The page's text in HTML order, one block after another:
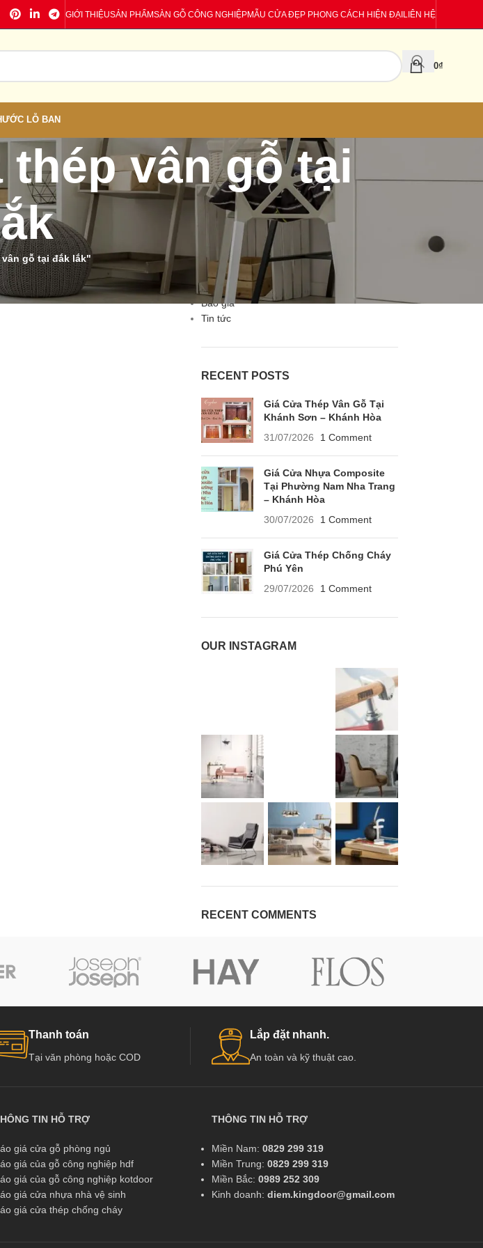
GIỚI THIỆUSẢN PHẨMSÀN GỖ CÔNG NGHIỆPMẪU CỬA ĐẸP PHONG CÁCH HIỆN ĐẠILIÊN HỆ
0₫
LỖ BAN
vân gỗ tại
gỗ tại đắk lắk"
CATEGORIES
Báo giá
Tin tức
RECENT POSTS
Giá Cửa Thép Vân Gỗ Tại
Khánh Sơn – Khánh Hòa
31/07/2026
1 Comment
Giá Cửa Nhựa Composite
Tại Phường Nam Nha Trang
– Khánh Hòa
30/07/2026
1 Comment
Giá Cửa Thép Chống Cháy
Phú Yên
29/07/2026
1 Comment
OUR INSTAGRAM
RECENT COMMENTS
Thanh toán
Tại văn phòng hoặc COD
Lắp đặt nhanh.
An toàn và kỹ thuật cao.
TIN HỖ TRỢ
giá cửa gỗ phòng ngủ
giá của gỗ công nghiệp hdf
giá của gỗ công nghiệp kotdoor
giá cửa nhựa nhà vệ sinh
giá cửa thép chống cháy
THÔNG TIN HỖ TRỢ
Miền Nam: 0829 299 319
Miền Trung: 0829 299 319
Miền Bắc: 0989 252 309
Kinh doanh: diem.kingdoor@gmail.com